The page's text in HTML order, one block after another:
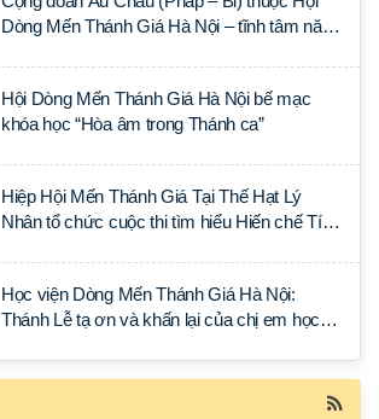
Dòng Mến Thánh Giá Hà Nội – tĩnh tâm năm
Hội Dòng Mến Thánh Giá Hà Nội bế mạc
khóa học “Hòa âm trong Thánh ca”
Hiệp Hội Mến Thánh Giá Tại Thế Hạt Lý
Nhân tổ chức cuộc thi tìm hiểu Hiến chế Tín
Học viện Dòng Mến Thánh Giá Hà Nội:
Thánh Lễ tạ ơn và khấn lại của chị em học